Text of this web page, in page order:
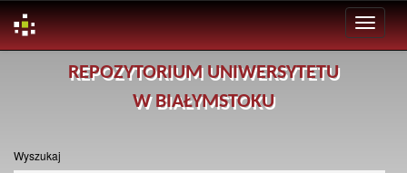
REPOZYTORIUM UNIWERSYTETU
W BIAŁYMSTOKU
Wyszukaj